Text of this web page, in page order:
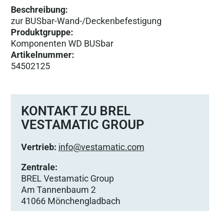
Beschreibung:
zur BUSbar-Wand-/Deckenbefestigung
Produktgruppe:
Komponenten WD BUSbar
Artikelnummer:
54502125
KONTAKT ZU BREL
VESTAMATIC GROUP
Vertrieb: info@vestamatic.com
Zentrale:
BREL Vestamatic Group
Am Tannenbaum 2
41066 Mönchengladbach